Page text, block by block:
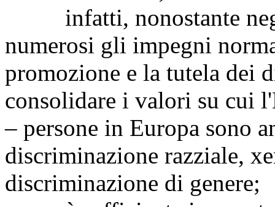
infatti, nonostante negli
numerosi gli impegni
promozione e la tutela dei
consolidare i valori su cui
– persone in Europa sono
discriminazione razziale,
discriminazione di genere;